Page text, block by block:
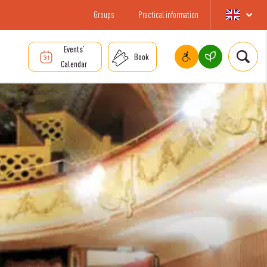
Groups Practical information
Events’
Calendar
Book